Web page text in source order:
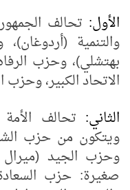
الأول: تحالف
والتنمية
بهتشلي)، وحزب
الاتحاد الكبير، وحزب
الثاني: تحالف
ويتكون من حزب
وحزب الجيد (ميرال
صغيرة: حزب